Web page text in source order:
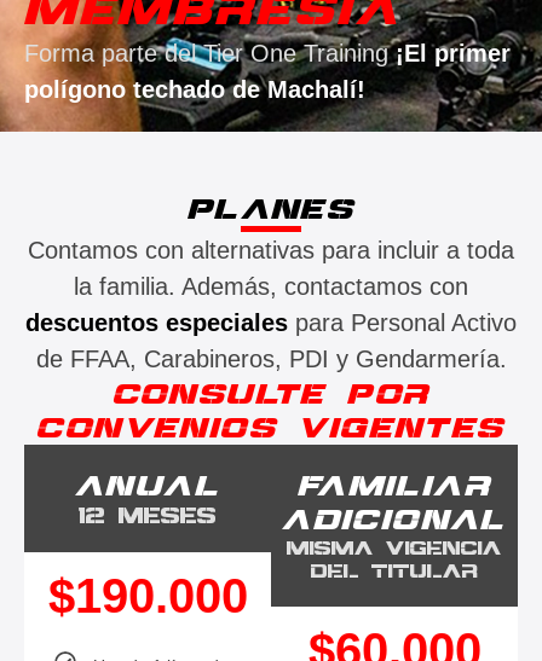
Forma parte del Tier One Training¡El primer
polígono techado de Machalí!
PLANES
Contamos con alternativas para incluir a toda
la familia. Además, contactamos con
descuentos especiales para Personal Activo
de FFAA, Carabineros, PDI y Gendarmería.
CONSULTE POR
CONVENIOS VIGENTES
ANUAL
12 MESES
$190.000
FAMILIAR
ADICIONAL
MISMA VIGENCIA
DEL TITULAR
$60.000